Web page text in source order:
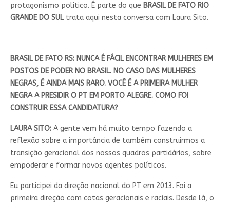
protagonismo político. É parte do que BRASIL DE FATO RIO
GRANDE DO SULtrata aqui nesta conversa com Laura Sito.
BRASIL DE FATO RS: NUNCA É FÁCIL ENCONTRAR MULHERES EM
POSTOS DE PODER NO BRASIL. NO CASO DAS MULHERES
NEGRAS, É AINDA MAIS RARO. VOCÊ É A PRIMEIRA MULHER
NEGRA A PRESIDIR O PT EM PORTO ALEGRE. COMO FOI
CONSTRUIR ESSA CANDIDATURA?
LAURA SITO: A gente vem há muito tempo fazendo a
reflexão sobre a importância de também construirmos a
transição geracional dos nossos quadros partidários, sobre
empoderar e formar novos agentes políticos.
Eu participei da direção nacional do PT em 2013. Foi a
primeira direção com cotas geracionais e raciais. Desde lá, o